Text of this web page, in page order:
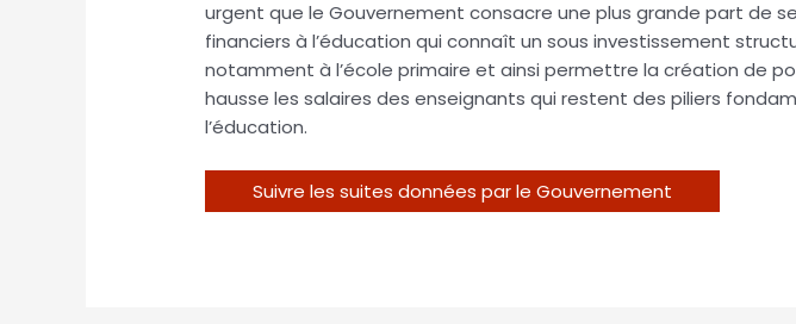
urgent que le Gouvernement consacre une plus grande part de
financiers à l’éducation qui connaît un sous investissement
notamment à l’école primaire et ainsi permettre la création de
hausse les salaires des enseignants qui restent des piliers
l’éducation.
Suivre les suites données par le Gouvernement